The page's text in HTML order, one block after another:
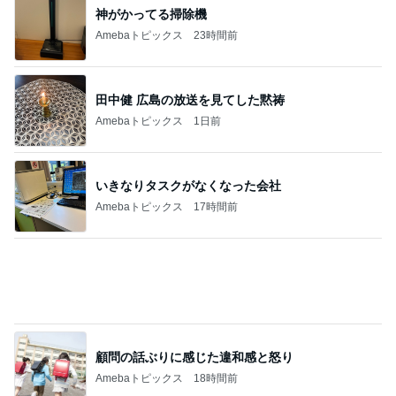
モモコ夫 妻のお土産のあなご棒鮨
自分だけのボトルアクアリウム作り
Amebaトピックス 1日前